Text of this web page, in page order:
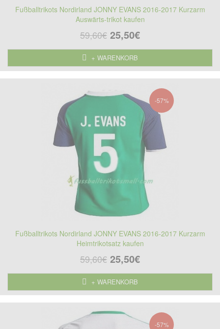
Fußballtrikots Nordirland JONNY EVANS 2016-2017 Kurzarm
Auswärts-trikot kaufen
59,60€ 25,50€
+ WARENKORB
-57%
Fußballtrikots Nordirland JONNY EVANS 2016-2017 Kurzarm
Heimtrikotsatz kaufen
59,60€ 25,50€
+ WARENKORB
-57%